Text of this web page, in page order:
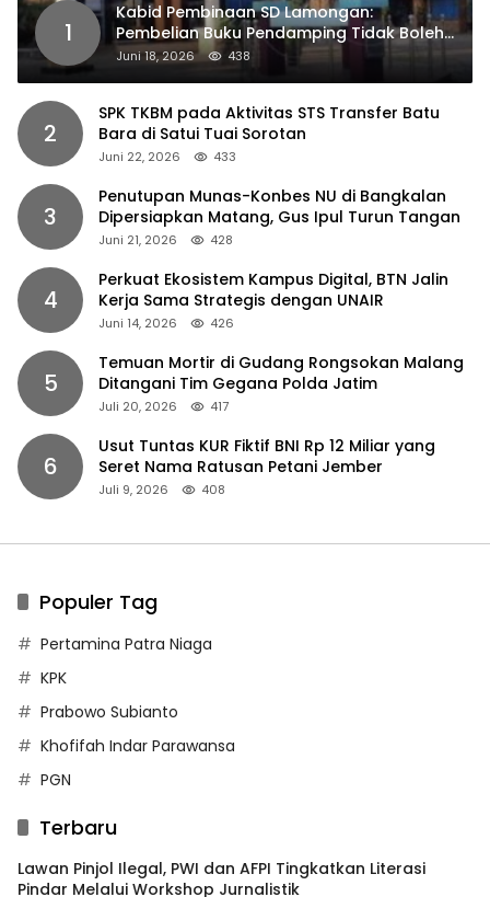
1
Kabid Pembinaan SD Lamongan:
Pembelian Buku Pendamping Tidak Boleh
Dipaksakan
Juni 18, 2026 438
2
SPK TKBM pada Aktivitas STS Transfer Batu
Bara di Satui Tuai Sorotan
Juni 22, 2026 433
3
Penutupan Munas-Konbes NU di Bangkalan
Dipersiapkan Matang, Gus Ipul Turun Tangan
Juni 21, 2026 428
4
Perkuat Ekosistem Kampus Digital, BTN Jalin
Kerja Sama Strategis dengan UNAIR
Juni 14, 2026 426
5
Temuan Mortir di Gudang Rongsokan Malang
Ditangani Tim Gegana Polda Jatim
Juli 20, 2026 417
6
Usut Tuntas KUR Fiktif BNI Rp 12 Miliar yang
Seret Nama Ratusan Petani Jember
Juli 9, 2026 408
Populer Tag
Pertamina Patra Niaga
KPK
Prabowo Subianto
Khofifah Indar Parawansa
PGN
Terbaru
Lawan Pinjol Ilegal, PWI dan AFPI Tingkatkan Literasi
Pindar Melalui Workshop Jurnalistik